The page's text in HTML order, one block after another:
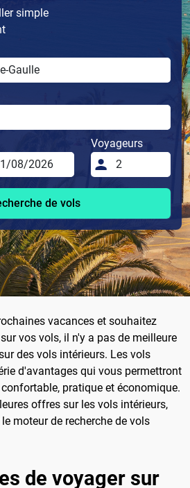
simple
Voyageurs
de vols
vacances et souhaitez
vos vols, il n'y a pas de meilleure
des vols intérieurs. Les vols
d'avantages qui vous permettront
pratique et économique.
offres sur les vols intérieurs,
moteur de recherche de vols
de voyager sur